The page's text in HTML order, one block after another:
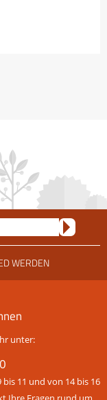
WERDEN
unter:
11 und von 14 bis 16